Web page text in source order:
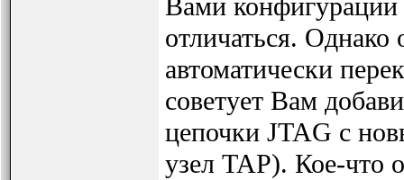
Вами конфигурации
отличаться.
автоматически
советует Вам
цепочки JTAG с
узел TAP). Кое-что